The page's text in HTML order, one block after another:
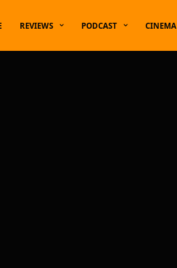
REVIEWS PODCAST CINEMA